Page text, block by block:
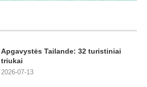
Apgavystės Tailande: 32 turistiniai
triukai
2026-07-13